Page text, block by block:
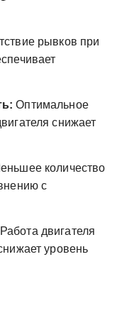
рывков при
Оптимальное
снижает
количество
с
Работа двигателя
уровень